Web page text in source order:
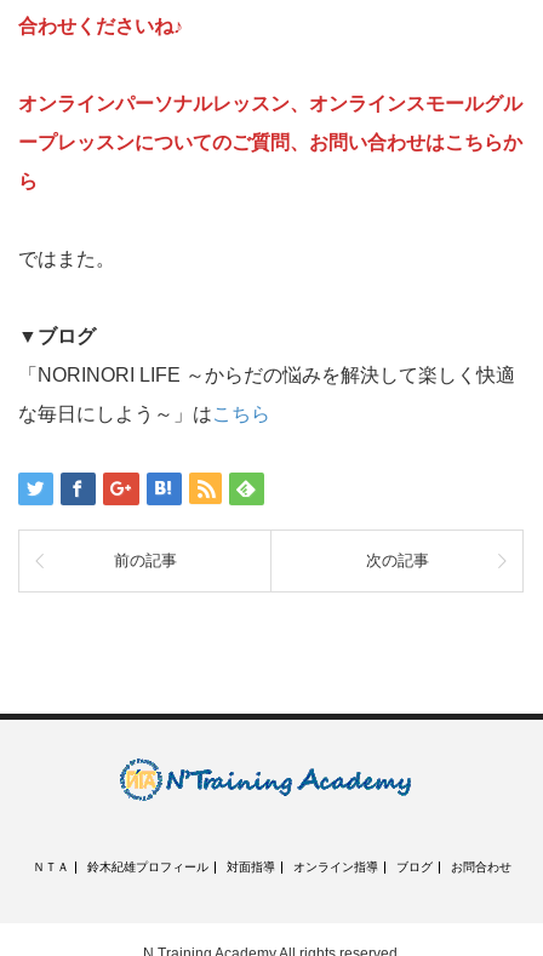
合わせくださいね♪
オンラインパーソナルレッスン、オンラインスモールグル
ープレッスンについてのご質問、お問い合わせはこちらか
ら
ではまた。
▼ ブログ
「NORINORI LIFE ～からだの悩みを解決して楽しく快適
な毎日にしよう～」はこちら
前の記事 次の記事
ＮＴＡ 鈴木紀雄プロフィール 対面指導 オンライン指導 ブログ お問合わせ